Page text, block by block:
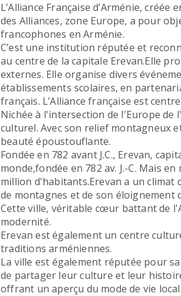
L’Alliance Française d’Arménie,
des Alliances, zone Europe, a pour
francophones en Arménie.
C’est une institution réputée et
au centre de la capitale Erevan.Elle
externes. Elle organise divers
établissements scolaires, en
français. L’Alliance française est centre
Nichée à l'intersection de l'Europe de
culturel. Avec son relief montagneux
beauté époustouflante.
Fondée en 782 avant J.C., Erevan,
monde,fondée en 782 av. J.-C. Mais
million d'habitants.Erevan a un
de montagnes et de son éloignement
Cette ville, véritable cœur battant de
modernité.
Erevan est également un centre
traditions arméniennes.
La ville est également réputée pour
de partager leur culture et leur
offrant un aperçu du mode de vie local.